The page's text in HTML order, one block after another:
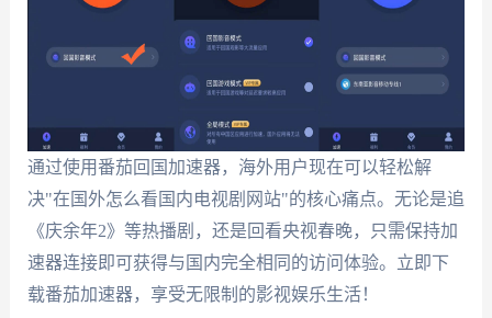
通过使用番茄回国加速器，海外用户现在可以轻松解
决"在国外怎么看国内电视剧网站"的核心痛点。无论是追
《庆余年2》等热播剧，还是回看央视春晚，只需保持加
速器连接即可获得与国内完全相同的访问体验。立即下
载番茄加速器，享受无限制的影视娱乐生活！